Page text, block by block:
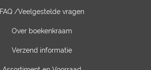
FAQ /Veelgestelde vragen
Over boekenkraam
Verzend informatie